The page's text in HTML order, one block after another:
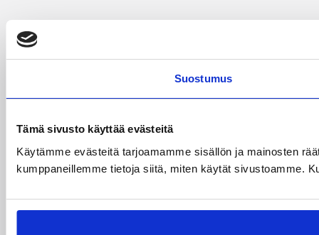
Suostumus
Tämä sivusto käyttää evästeitä
Käytämme evästeitä tarjoamamme sisällön ja mainosten
kumppaneillemme tietoja siitä, miten käytät sivustoamme.